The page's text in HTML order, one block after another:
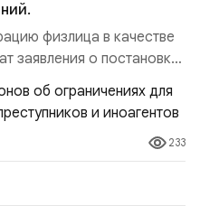
физлица в качестве
заявления о постановке
учет;Ограничение
транспортных
по
кредитного
и
233